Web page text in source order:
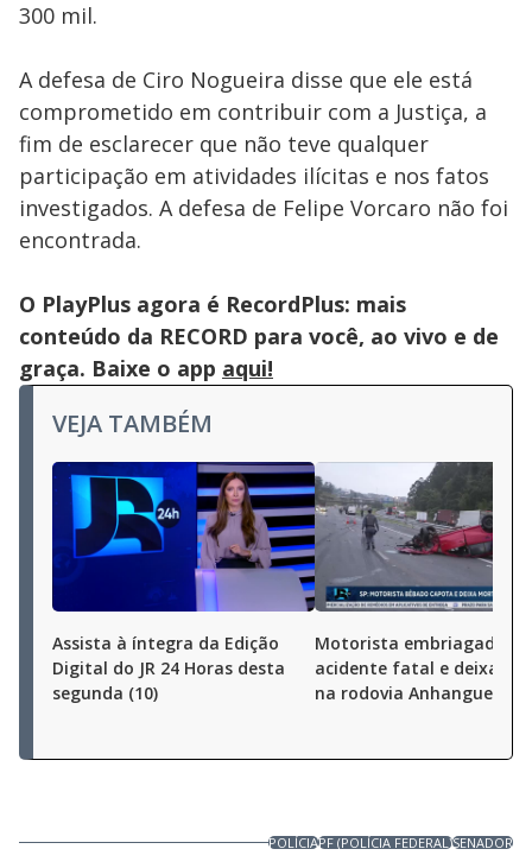
300 mil.
A defesa de Ciro Nogueira disse que ele está
comprometido em contribuir com a Justiça, a
fim de esclarecer que não teve qualquer
participação em atividades ilícitas e nos fatos
investigados. A defesa de Felipe Vorcaro não foi
encontrada.
O PlayPlus agora é RecordPlus: mais
conteúdo da RECORD para você, ao vivo e de
graça. Baixe o app aqui!
VEJA TAMBÉM
Assista à íntegra da Edição
Digital do JR 24 Horas desta
segunda (10)
Motorista embriagado
acidente fatal e deixa 7
na rodovia Anhanguera,
POLÍCIAPF (POLÍCIA FEDERAL)SENADOR